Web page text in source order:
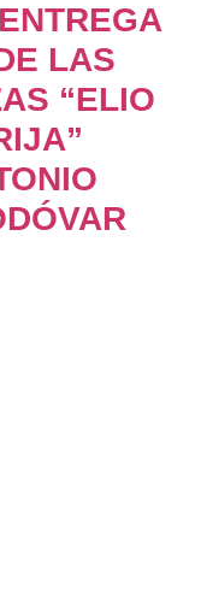
LAS
“ELIO